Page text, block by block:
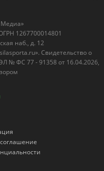
1267700014801
наб., д. 12
Свидетельство о
№ ФС 77 - 91358 от 16.04.2026,